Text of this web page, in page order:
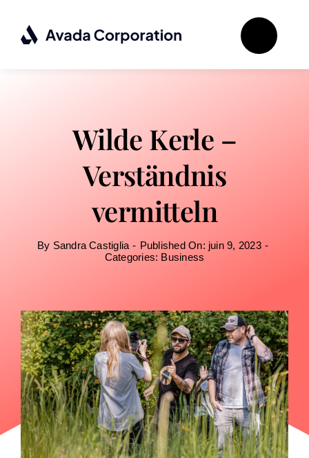
contenu
Wilde Kerle –
Verständnis
vermitteln
By Sandra Castiglia - Published On: juin 9, 2023 -
Categories: Business